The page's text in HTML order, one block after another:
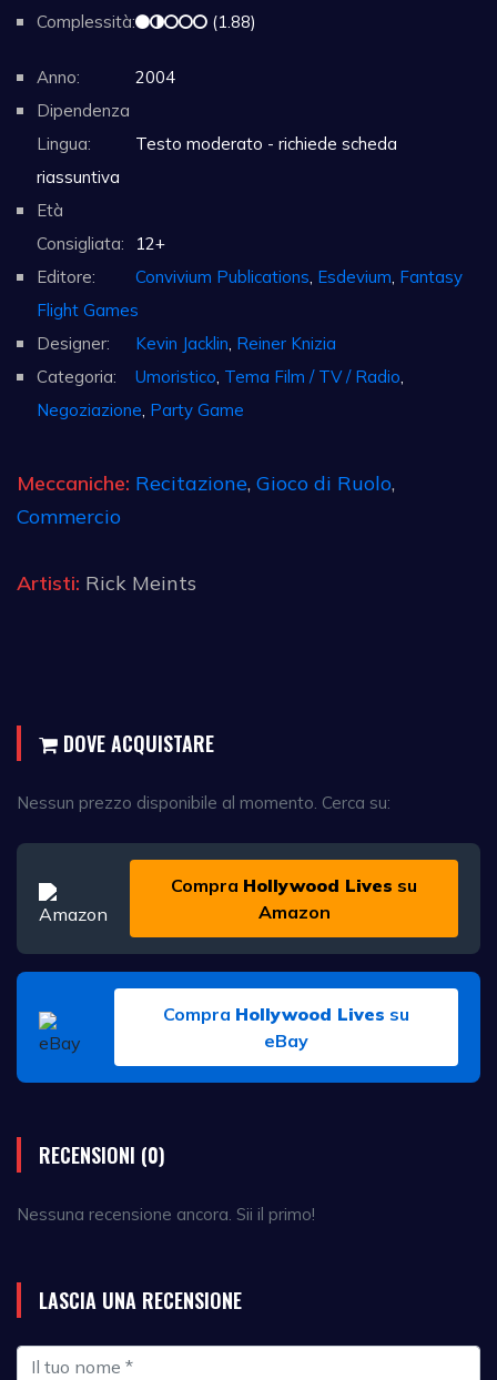
Complessità:
(1.88)
Anno:
2004
Dipendenza
Lingua:
Testo moderato - richiede scheda
riassuntiva
Età
Consigliata:
12+
Editore:
Convivium Publications Esdevium Fantasy
Flight Games
Designer:
Kevin Jacklin Reiner Knizia
Categoria:
Umoristico Tema Film / TV / Radio
Negoziazione Party Game
Meccaniche: Recitazione, Gioco di Ruolo,
Commercio
Artisti: Rick Meints
DOVE ACQUISTARE
Nessun prezzo disponibile al momento. Cerca su:
Compra Hollywood Lives su
Amazon
Compra Hollywood Lives su
eBay
RECENSIONI (0)
Nessuna recensione ancora. Sii il primo!
LASCIA UNA RECENSIONE